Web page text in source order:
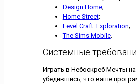
Design Home;
Home Street;
Level Craft: Exploration;
The Sims Mobile.
Системные
Играть в Небоскреб Мечты
убедившись, что ваше